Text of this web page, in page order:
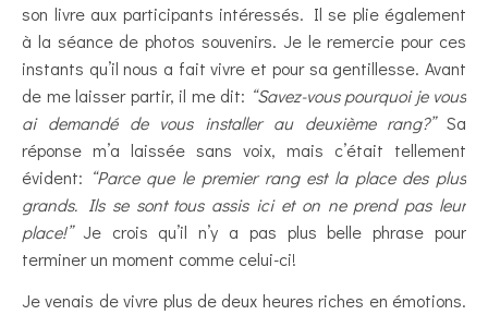
son livre aux participants intéressés. Il se plie également
à la séance de photos souvenirs. Je le remercie pour ces
instants qu’il nous a fait vivre et pour sa gentillesse. Avant
de me laisser partir, il me dit: “Savez-vous pourquoi je vous
ai demandé de vous installer au deuxième rang?”Sa
réponse m’a laissée sans voix, mais c’était tellement
évident: “Parce que le premier rang est la place des plus
grands. Ils se sont tous assis ici et on ne prend pas leur
place!”Je crois qu’il n’y a pas plus belle phrase pour
terminer un moment comme celui-ci!
Je venais de vivre plus de deux heures riches en émotions.